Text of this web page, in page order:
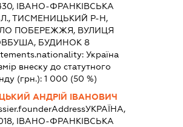
ІВАНО-ФРАНКІВСЬКА
ТИСМЕНИЦЬКИЙ Р-Н,
ПОБЕРЕЖЖЯ, ВУЛИЦЯ
БУДИНОК 8
Україна
внеску до статутного
(грн.): 1 000 (50 %)
АНДРІЙ ІВАНОВИЧ
УКРАЇНА,
ІВАНО-ФРАНКІВСЬКА